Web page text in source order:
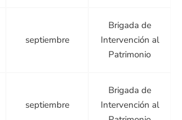
septiembre
Brigada de
Intervención al
Patrimonio
septiembre
Brigada de
Intervención al